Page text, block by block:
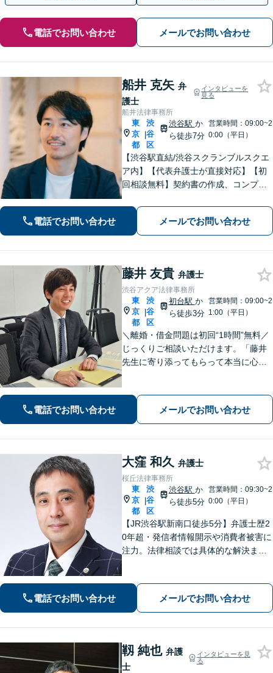
電話でお問い合わせ メールでお問い合わせ
船井 克矢 弁
護士
インタビューを
見る
船井法律事務所
東
京
都
|
渋
谷
区
渋谷駅 か
ら徒歩7分
営業時間：09:00~2
0:00（平日）
【渋谷駅直結/渋谷スクランブルスクエ
ア内】【代表弁護士が直接対応】【初
回相談無料】契約書の作成、コンプラ
ら、離婚や相続、労働トラブルなど幅
広く対応可能｡早期解決に向けて尽力し
ます【渋谷区周辺企業様からのご相談
歓迎】
電話でお問い合わせ メールでお問い合わせ
藤井 友貴 弁護士
渋谷アクア法律事務所
東
京
都
|
渋
谷
区
初台駅 か
ら徒歩3分
営業時間：09:00~2
1:00（平日）
＼離婚・借金問題は初回“1時間”無料／
じっくりご相談いただけます。「藤井
先生に寄り添ってもらって本当に心強
に真剣に向き合います【休日・夜間相
談可／完全個室】【企業法務も対応】
電話でお問い合わせ メールでお問い合わせ
大窪 和久 弁護士
桜丘法律事務所
東
京
都
|
渋
谷
区
渋谷駅 か
ら徒歩5分
営業時間：09:30~2
0:00（平日）
【JR渋谷駅新南口徒歩5分】弁護士歴2
0年超・発信者情報開示や消費者被害に
注力。法律相談では具体的な解決まで
粘り強く活動します。
電話でお問い合わせ メールでお問い合わせ
靱 純也 弁護
士
インタビューを見
る